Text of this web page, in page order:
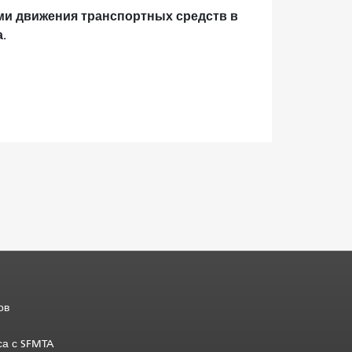
движения транспортных средств в
с SFMTA